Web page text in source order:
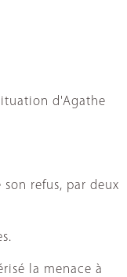
d'Agathe
refus, par deux
la menace à